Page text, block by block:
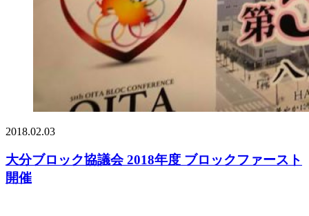
2018.02.03
大分ブロック協議会 2018年度 ブロックファースト
開催